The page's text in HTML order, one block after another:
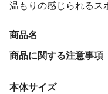
温もりの感じられるス
商品名
商品に関する注意事項
本体サイズ